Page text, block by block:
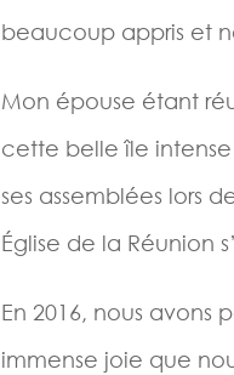
beaucoup appris et
Mon épouse étant
cette belle île intense
ses assemblées lors
Église de la Réunion
En 2016, nous avons
immense joie que